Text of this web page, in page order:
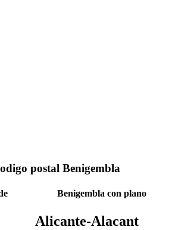
postal Benigembla
Benigembla con plano
Alicante-Alacant